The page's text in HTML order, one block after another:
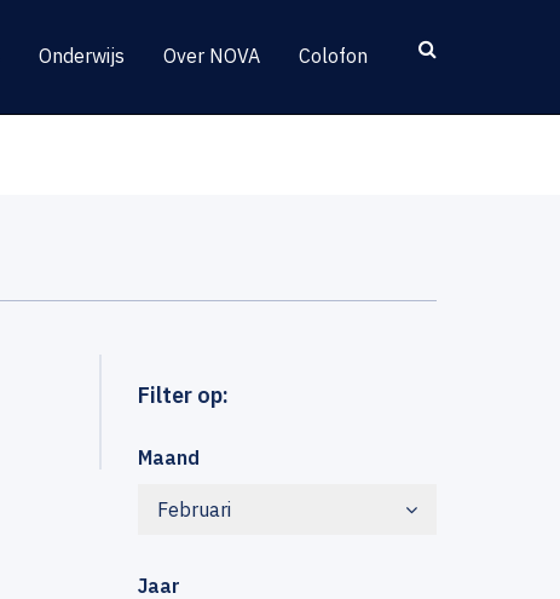
Onderwijs Over NOVA Colofon
Filter op:
Maand
Februari
Jaar